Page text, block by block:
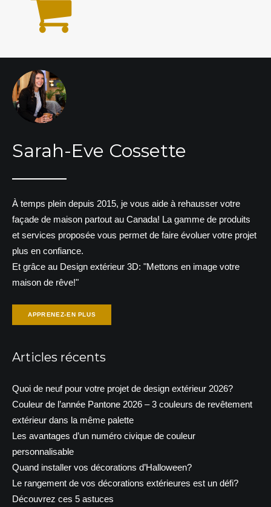
Sarah-Eve Cossette
À temps plein depuis 2015, je vous aide à rehausser votre
façade de maison partout au Canada! La gamme de produits
et services proposée vous permet de faire évoluer votre projet
plus en confiance.
Et grâce au Design extérieur 3D: "Mettons en image votre
maison de rêve!"
APPRENEZ-EN PLUS
Articles récents
Quoi de neuf pour votre projet de design extérieur 2026?
Couleur de l’année Pantone 2026 – 3 couleurs de revêtement
extérieur dans la même palette
Les avantages d’un numéro civique de couleur
personnalisable
Quand installer vos décorations d’Halloween?
Le rangement de vos décorations extérieures est un défi?
Découvrez ces 5 astuces